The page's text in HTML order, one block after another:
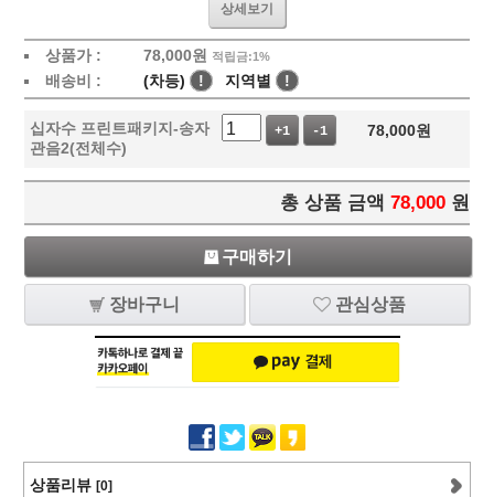
상세보기
상품가 : 78,000원 적립금:1%
배송비 : (차등) ! 지역별 !
십자수 프린트패키지-송자
관음2(전체수)
+1 -1 78,000원
총 상품 금액 78,000 원
구매하기
장바구니 관심상품
상품리뷰 [0]